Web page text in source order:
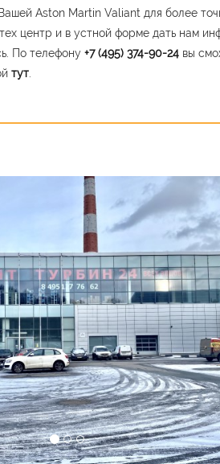
Aston Martin Valiant для более
центр и в устной форме дать нам
По телефону +7 (495) 374-90-24 вы
тут